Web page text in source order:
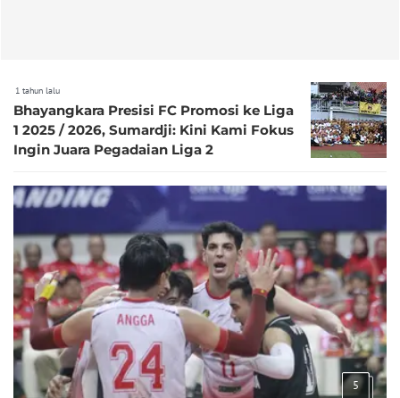
1 tahun lalu
Bhayangkara Presisi FC Promosi ke Liga
1 2025 / 2026, Sumardji: Kini Kami Fokus
Ingin Juara Pegadaian Liga 2
5